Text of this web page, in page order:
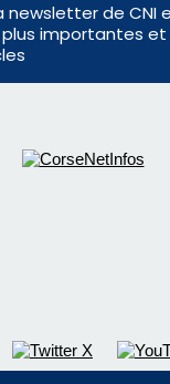
newsletter de CNI
importantes